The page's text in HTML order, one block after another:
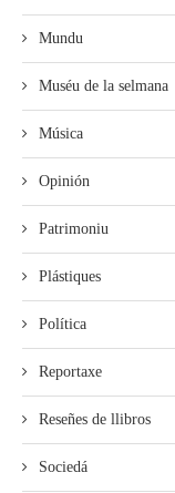
Mundu
Muséu de la selmana
Música
Opinión
Patrimoniu
Plástiques
Política
Reportaxe
Reseñes de llibros
Sociedá